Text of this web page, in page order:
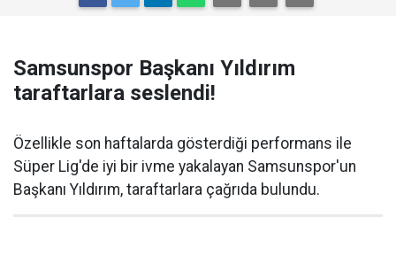
Samsunspor Başkanı Yıldırım
taraftarlara seslendi!
Özellikle son haftalarda gösterdiği performans ile
Süper Lig'de iyi bir ivme yakalayan Samsunspor'un
Başkanı Yıldırım, taraftarlara çağrıda bulundu.